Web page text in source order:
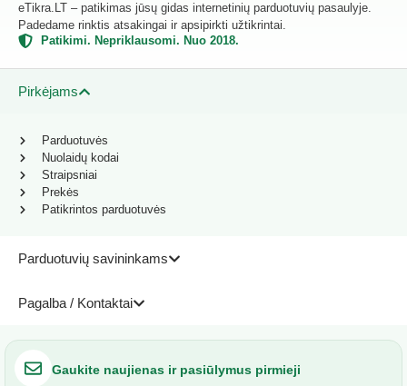
eTikra.LT – patikimas jūsų gidas internetinių parduotuvių pasaulyje.
Padedame rinktis atsakingai ir apsipirkti užtikrintai.
Patikimi. Nepriklausomi. Nuo 2018.
Pirkėjams
Parduotuvių savininkams
Pagalba / Kontaktai
Parduotuvės
Nuolaidų kodai
Straipsniai
Prekės
Patikrintos parduotuvės
Gaukite naujienas ir pasiūlymus pirmieji